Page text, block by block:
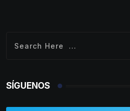
SÍGUENOS